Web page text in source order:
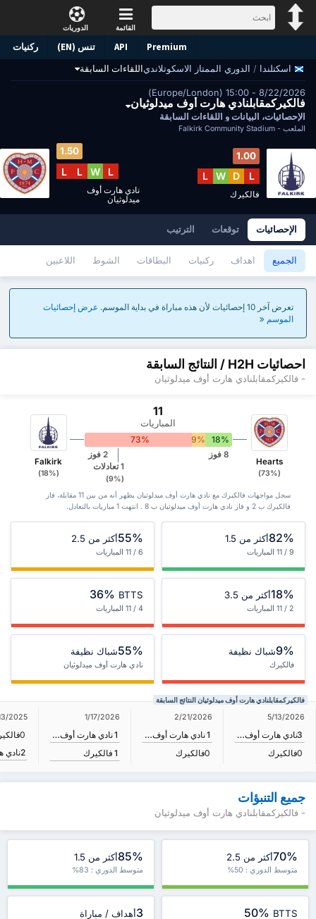
الدوريات القائمة
ركنيات تنس (EN) API Premium
اسكتلندا / الدوري الممتاز الاسكوتلاندياللقاءات السابقة
8/22/2026 - 15:00 (Europe/London)
فالكيركمقابلنادي هارت أوف ميدلوثيان
الإحصائيات، البيانات و اللقاءات السابقة
الملعب - Falkirk Community Stadium
1.00
L
D
W
L
فالكيرك
1.50
L
W
L
L
نادي هارت أوف
ميدلوثيان
الإحصائيات توقعات الترتيب
الجميع اهداف ركنيات البطاقات الشوط اللاعبين
تعرض آخر 10 إحصائيات لأن هذه مباراة في بداية الموسم.
عرض إحصائيات
الموسم
احصائيات H2H / النتائج السابقة
- فالكيركمقابلنادي هارت أوف ميدلوثيان
Falkirk
(18%)
11
المباريات
18%
9%
73%
2 فوز
1 تعادلات
(9%)
8 فوز
Hearts
(73%)
سجل مواجهات فالكيرك مع نادي هارت أوف ميدلوثيان يظهر أنه من بين 11 ‏مقابلة، فاز
فالكيرك ب 2 و فاز نادي هارت أوف ميدلوثيان ب 8 . انتهت 1 مباريات بالتعادل.
82%أكثر من 1.5
9 / 11 المباريات
55%أكثر من 2.5
6 / 11 المباريات
18%أكثر من 3.5
2 / 11 المباريات
36% BTTS
4 / 11 المباريات
9%شباك نظيفة
فالكيرك
55%شباك نظيفة
نادي هارت أوف ميدلوثيان
فالكيركمقابلنادي هارت أوف ميدلوثيان النتائج السابقة
5/13/2026
نادي هارت أوف ميدلوثيان
3
فالكيرك0
2/21/2026
نادي هارت أوف ميدلوثيان
1
فالكيرك0
1/17/2026
نادي هارت أوف ميدلوثيان
1
فالكيرك 1
2025
0
2
جميع التنبؤات
- فالكيركمقابلنادي هارت أوف ميدلوثيان
70%أكثر من 2.5
متوسط الدوري : 50%
85%أكثر من 1.5
متوسط الدوري : 83%
50% BTTS
3أهداف / مباراة